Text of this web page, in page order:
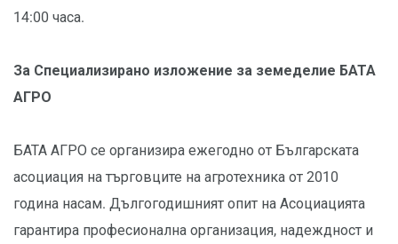
14:00 часа.
За Специализирано изложение за земеделие БАТА
АГРО
БАТА АГРО се организира ежегодно от Българската
асоциация на търговците на агротехника от 2010
година насам. Дългогодишният опит на Асоциацията
гарантира професионална организация, надеждност и